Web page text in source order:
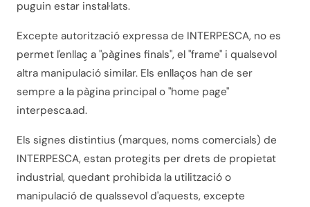
puguin estar instal·lats.
Excepte autorització expressa de INTERPESCA, no es
permet l'enllaç a "pàgines finals", el "frame" i qualsevol
altra manipulació similar. Els enllaços han de ser
sempre a la pàgina principal o "home page"
interpesca.ad.
Els signes distintius (marques, noms comercials) de
INTERPESCA, estan protegits per drets de propietat
industrial, quedant prohibida la utilització o
manipulació de qualssevol d'aquests, excepte